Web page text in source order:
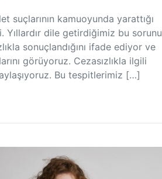
suçlarının kamuoyunda yarattığı
Yıllardır dile getirdiğimiz bu sorunu
sonuçlandığını ifade ediyor ve
görüyoruz. Cezasızlıkla ilgili
Bu tespitlerimiz […]